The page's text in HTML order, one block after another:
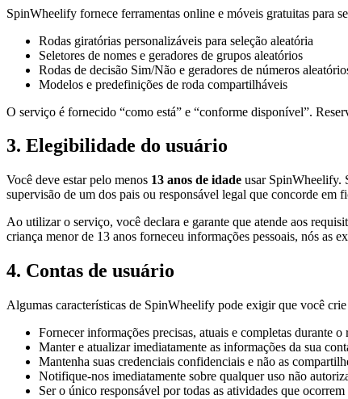
SpinWheelify fornece ferramentas online e móveis gratuitas para
Rodas giratórias personalizáveis ​​para seleção aleatória
Seletores de nomes e geradores de grupos aleatórios
Rodas de decisão Sim/Não e geradores de números
Modelos e predefinições de roda compartilháveis
O serviço é fornecido “como está” e “conforme disponível”.
3. Elegibilidade do usuário
Você deve estar pelo menos 13 anos de idade usar SpinWheelify.
supervisão de um dos pais ou responsável legal que concorde em
Ao utilizar o serviço, você declara e garante que atende aos
criança menor de 13 anos forneceu informações pessoais, nós as
4. Contas de usuário
Algumas características de SpinWheelify pode exigir que você
Fornecer informações precisas, atuais e completas durante o
Manter e atualizar imediatamente as informações da sua
Mantenha suas credenciais confidenciais e não as
Notifique-nos imediatamente sobre qualquer uso não
Ser o único responsável por todas as atividades que ocorrem